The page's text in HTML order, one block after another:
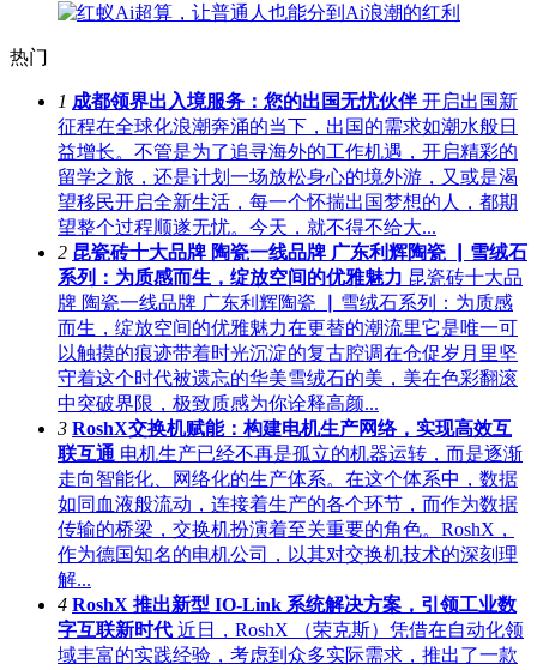
热门
1 成都领界出入境服务：您的出国无忧伙伴 开启出国新
征程在全球化浪潮奔涌的当下，出国的需求如潮水般日
益增长。不管是为了追寻海外的工作机遇，开启精彩的
留学之旅，还是计划一场放松身心的境外游，又或是渴
望移民开启全新生活，每一个怀揣出国梦想的人，都期
望整个过程顺遂无忧。今天，就不得不给大...
2 昆瓷砖十大品牌 陶瓷一线品牌 广东利辉陶瓷 ▏雪绒石
系列：为质感而生，绽放空间的优雅魅力 昆瓷砖十大品
牌 陶瓷一线品牌 广东利辉陶瓷 ▏雪绒石系列：为质感
而生，绽放空间的优雅魅力在更替的潮流里它是唯一可
以触摸的痕迹带着时光沉淀的复古腔调在仓促岁月里坚
守着这个时代被遗忘的华美雪绒石的美，美在色彩翻滚
中突破界限，极致质感为你诠释高颜...
3 RoshX交换机赋能：构建电机生产网络，实现高效互
联互通 电机生产已经不再是孤立的机器运转，而是逐渐
走向智能化、网络化的生产体系。在这个体系中，数据
如同血液般流动，连接着生产的各个环节，而作为数据
传输的桥梁，交换机扮演着至关重要的角色。RoshX，
作为德国知名的电机公司，以其对交换机技术的深刻理
解...
4 RoshX 推出新型 IO-Link 系统解决方案，引领工业数
字互联新时代 近日，RoshX （荣克斯）凭借在自动化领
域丰富的实践经验，考虑到众多实际需求，推出了一款